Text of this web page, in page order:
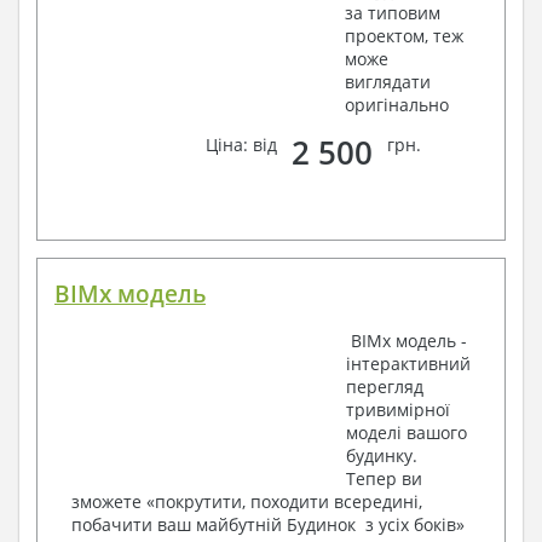
Відомості витрати сталі і бетону
3. Інженерний розділ (купується додатково
Умовні позначення із загальними даними
Система опалення
Умовні позначення та загальні дані
План мереж освітлення, план силових мереж
Схема системи рівняння потенціалів
Схема повторного контуру заземлення
Специфікація матеріалів
за типовим
проектом, теж
може
виглядати
оригінально
Ціна: від
2 500 грн.
BIMx модель
BIMx модель -
інтерактивний
перегляд
тривимірної
моделі вашого
будинку.
Тепер ви
зможете «покрутити, походити всередині,
побачити ваш майбутній Будинок з усіх боків»